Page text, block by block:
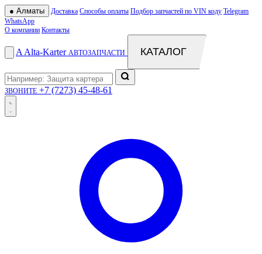
● Алматы Доставка Способы оплаты Подбор запчастей по VIN коду Telegram
WhatsApp
О компании Контакты
A Alta-Karter АВТОЗАПЧАСТИ КАТАЛОГ
ЗВОНИТЕ +7 (7273) 45-48-61